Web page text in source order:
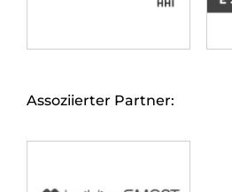
Assoziierter Partner: